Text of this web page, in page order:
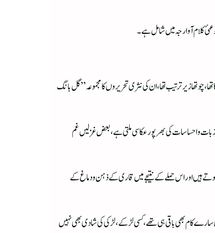
کلام آوارجہ میں شامل ہے۔
نظافت سخن (2019) اور تیسرا ابر سخن چھپ کر منظر عام پر آچکا تھا، چوتھا زیر ترتیب تھا، ان کی نثری تحریروں کا مجموعہ ”گل بانگ
واحساسات کی بھرپور عکاسی ملتی ہے، بعض غزلیں غم
ہیں اور اس حملے کے نتیجے میں قاری کے ذہن ودماغ کے
سارے کام بھی باقی ہی تھے، کسی لڑکے، لڑکی کی شادی بھی نہیں